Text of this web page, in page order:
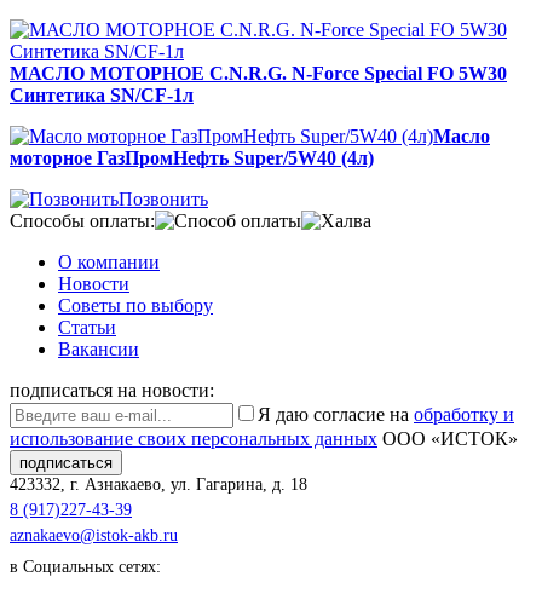
МАСЛО МОТОРНОЕ C.N.R.G. N-Force Special FO 5W30
Синтетика SN/CF-1л
Масло
моторное ГазПромНефть Super/5W40 (4л)
Позвонить
Способы оплаты:
О компании
Новости
Советы по выбору
Статьи
Вакансии
подписаться на новости:
Я даю согласие на обработку и
использование своих персональных данных ООО «ИСТОК»
подписаться
423332 г. Азнакаево ул. Гагарина, д. 18
8 (917)227-43-39
aznakaevo@istok-akb.ru
в Социальных сетях: